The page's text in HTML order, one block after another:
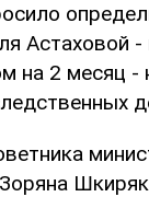
Астаховой
на 2 месяц -